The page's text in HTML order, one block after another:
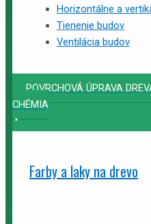
Horizontálne a
Tienenie budov
Ventilácia budov
POVRCHOVÁ ÚPRAVA
CHÉMIA
Farby a laky na drevo